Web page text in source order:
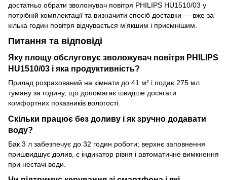
достатньо обрати зволожувач повітря PHILIPS HU1510/03 у
потрібній комплектації та визначити спосіб доставки — вже за
кілька годин повітря відчувається м’якшим і приємнішим.
Питання та відповіді
Яку площу обслуговує зволожувач повітря PHILIPS
HU1510/03 і яка продуктивність?
Прилад розрахований на кімнати до 41 м² і подає 275 мл
туману за годину, що допомагає швидше досягати
комфортних показників вологості.
Скільки працює без доливу і як зручно додавати
воду?
Бак 3 л забезпечує до 32 годин роботи; верхнє заповнення
пришвидшує долив, є індикатор рівня і автоматичне вимкнення
при нестачі води.